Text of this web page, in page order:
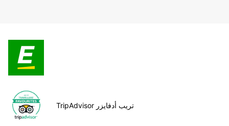
TripAdvisor تريب أدفايزر